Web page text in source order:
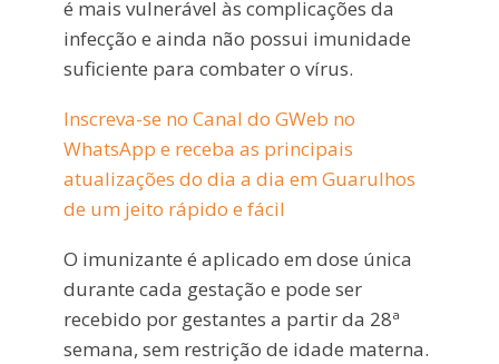
é mais vulnerável às complicações da
infecção e ainda não possui imunidade
suficiente para combater o vírus.
Inscreva-se no Canal do GWeb no
WhatsApp e receba as principais
atualizações do dia a dia em Guarulhos
de um jeito rápido e fácil
O imunizante é aplicado em dose única
durante cada gestação e pode ser
recebido por gestantes a partir da 28ª
semana, sem restrição de idade materna.